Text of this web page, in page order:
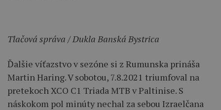
Tlačová správa / Dukla Banská Bystrica
Ďalšie víťazstvo v sezóne si z Rumunska prináša
Martin Haring. V sobotou, 7.8.2021 triumfoval na
pretekoch XCO C1 Triada MTB v Paltinise. S
náskokom pol minúty nechal za sebou Izraelčana